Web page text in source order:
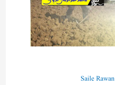
Saile Rawan